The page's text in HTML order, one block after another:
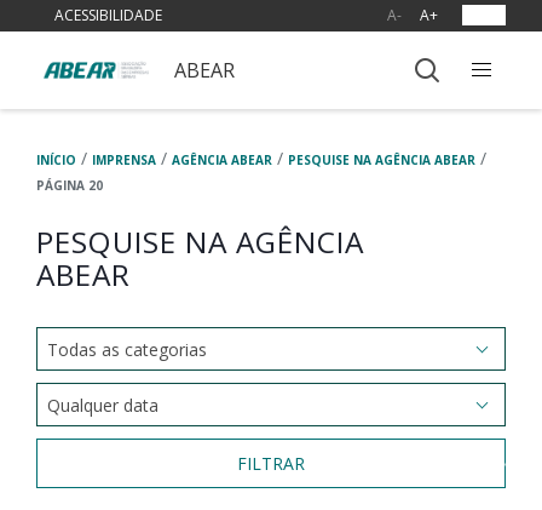
ACESSIBILIDADE A- A+
ABEAR
INÍCIO / IMPRENSA / AGÊNCIA ABEAR / PESQUISE NA AGÊNCIA ABEAR /
PÁGINA 20
PESQUISE NA AGÊNCIA
ABEAR
FILTRAR